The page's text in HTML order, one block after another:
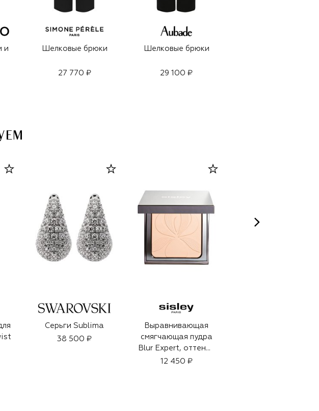
и
Шелковые брюки
27 770 ₽
Шелковые брюки
29 100 ₽
Серьги Sublima
38 500 ₽
Выравнивающая
смягчающая пудра
Blur Expert, оттенок
0 светлый (11g)
12 450 ₽